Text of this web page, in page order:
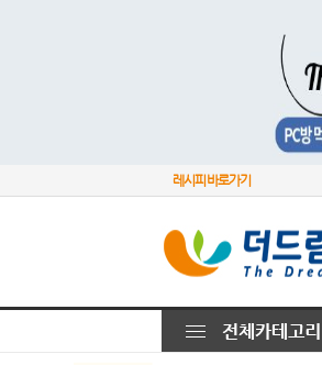
레시피 바로가기